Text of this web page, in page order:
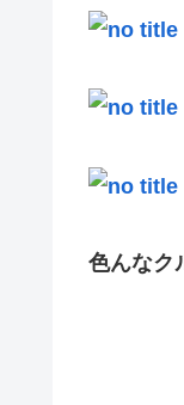
お前らが思
成人向け
【画像】泉
除霊ゲーム
色んなク